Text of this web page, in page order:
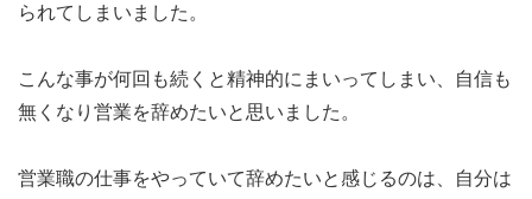
られてしまいました。
こんな事が何回も続くと精神的にまいってしまい、自信も
無くなり営業を辞めたいと思いました。
営業職の仕事をやっていて辞めたいと感じるのは、自分は